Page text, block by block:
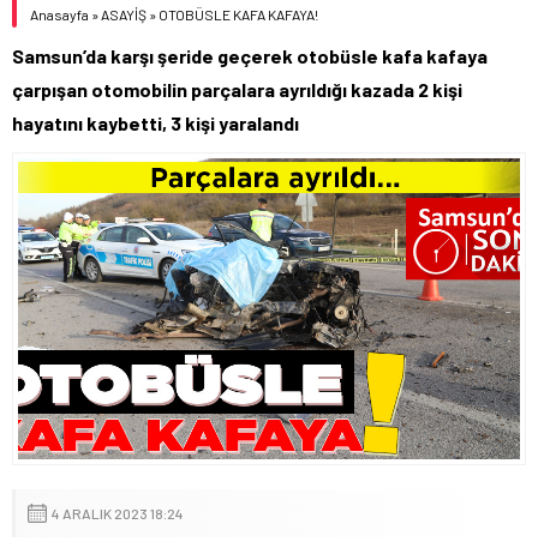
Anasayfa »ASAYİŞ » OTOBÜSLE KAFA KAFAYA!
Samsun’da karşı şeride geçerek otobüsle kafa kafaya
çarpışan otomobilin parçalara ayrıldığı kazada 2 kişi
hayatını kaybetti, 3 kişi yaralandı
4 ARALIK 2023 18:24